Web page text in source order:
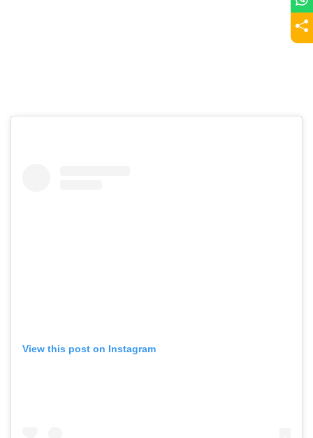
View this post on Instagram